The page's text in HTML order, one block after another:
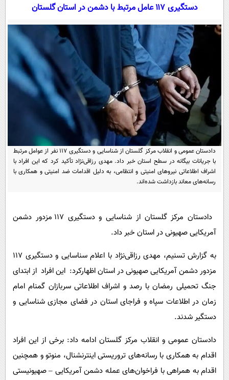
اقتصادی
جامعه
یک برش دانایی
محیط زیست
سفر و تفریح
بین الملل
سیاست خارجی
فرهنگ و هنر
علم و دانش
فناوری و It
علمی
اخبار کریپتو
قرآن
گوناگون
سرگرمی
باشگاه مغز
مجله تصویری سلاح
فیلم
اقتصاد
ورزش
فناوری
حوادث
محیط زیست
حیات وحش
عصر ایران 2
خواندنی ها و دیدنی ها
روانشناسی
آشپزی
دانلود
آموزش زبان
دستگیری ۱۱۷ عامل مرتبط با دشمن در استان گلستان
دادستان عمومی و انقلاب مرکز گلستان از شناسایی و دستگیری ۱۱۷ نفر از عوامل مرتبط
با جریانات بیگانه در سطح استان خبر داد. مهدی رزاقی‌نژاد تأکید کرد که این افراد با
اشراف اطلاعاتی نیروهای امنیتی و انتظامی، به دلیل اقدامات ضد امنیتی و همکاری با
رسانه‌های معاند بازداشت شده‌اند.
دادستان مرکز گلستان از شناسایی و دستگیری 117 مزدور دشمن
آمریکایی صهیونی در استان خبر داد.
به گزارش تسنیم، مهدی رزاقی‌نژاد با اعلام سناسایی و دستگیری 117
مزدور دشمن آمریکایی صهیونی در استان اظهارکرد: این افراد از ابتدای
جنگ تحمیلی رمضان با رصد و اشراف اطلاعاتی سربازان گمنام امام
زمان در اطلاعات سپاه و فراجای استان در فضای مجازی شناسایی و
دستگیر شدند.
دادستان عمومی و انقلاب مرکز گلستان ادامه داد: برخی از این افراد
اقدام به همکاری با رسانه‌های تروریستی اینترنشنال، منوتو و همچنین
اقدام به همراهی با فراخوان‌های عمله دشمن آمریکایی – صهیونیستی